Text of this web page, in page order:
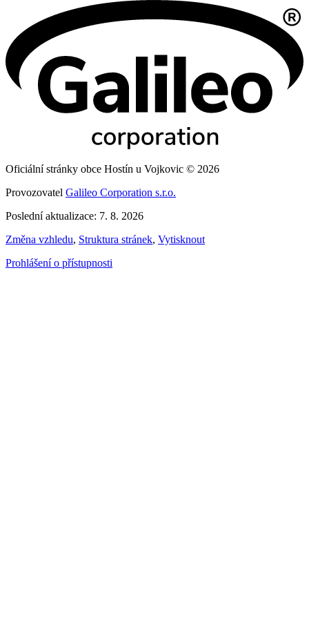
Oficiální stránky obce Hostín u Vojkovic © 2026
Provozovatel Galileo Corporation s.r.o.
Poslední aktualizace: 7. 8. 2026
Změna vzhledu, Struktura stránek, Vytisknout
Prohlášení o přístupnosti